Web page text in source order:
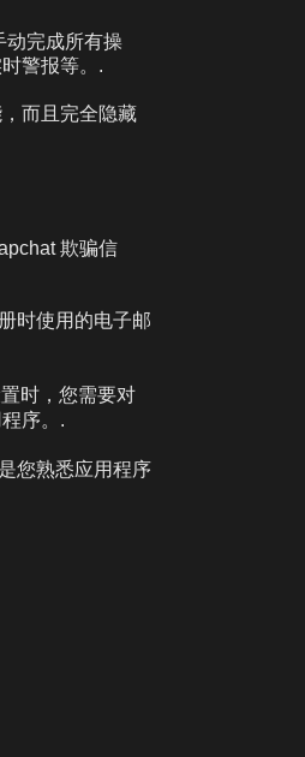
动完成所有操
警报等。.
而且完全隐藏
欺骗信
时使用的电子邮
时，您需要对
序。.
您熟悉应用程序